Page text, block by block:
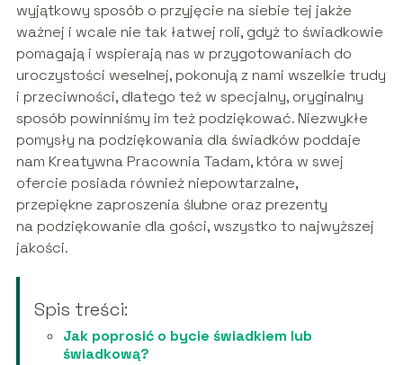
wyjątkowy sposób o przyjęcie na siebie tej jakże
ważnej i wcale nie tak łatwej roli, gdyż to świadkowie
pomagają i wspierają nas w przygotowaniach do
uroczystości weselnej, pokonują z nami wszelkie trudy
i przeciwności, dlatego też w specjalny, oryginalny
sposób powinniśmy im też podziękować. Niezwykłe
pomysły na podziękowania dla świadków poddaje
nam Kreatywna Pracownia Tadam, która w swej
ofercie posiada również niepowtarzalne,
przepiękne zaproszenia ślubne oraz prezenty
na podziękowanie dla gości, wszystko to najwyższej
jakości.
Spis treści:
Jak poprosić o bycie świadkiem lub
świadkową?